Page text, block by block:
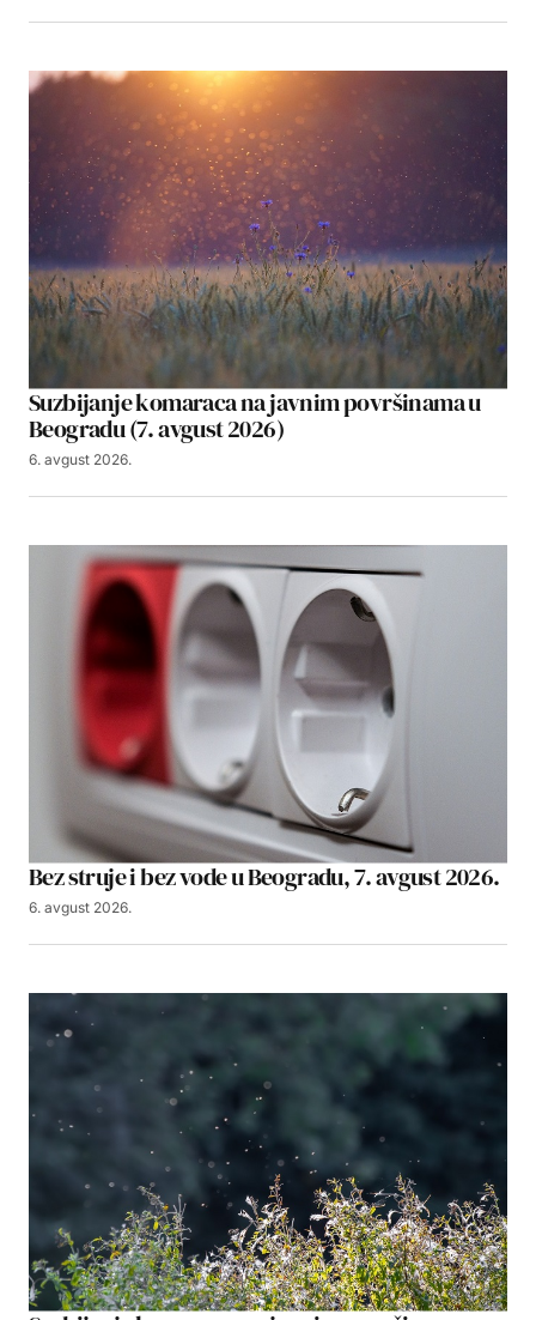
Suzbijanje komaraca na javnim površinama u
Beogradu (7. avgust 2026)
6. avgust 2026.
Bez struje i bez vode u Beogradu, 7. avgust 2026.
6. avgust 2026.